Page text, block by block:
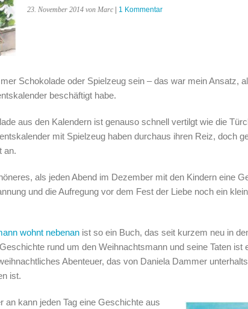
23. November 2014 von Marc| 1 Kommentar
Schokolade oder Spielzeug sein – das war mein Ansatz,
beschäftigt habe.
aus den Kalendern ist genauso schnell vertilgt wie die
mit Spielzeug haben durchaus ihren Reiz, doch
an.
als jeden Abend im Dezember mit den Kindern eine
und die Aufregung vor dem Fest der Liebe noch ein
wohnt nebenan ist so ein Buch, das seit kurzem neu in
rund um den Weihnachtsmann und seine Taten ist
Abenteuer, das von Daniela Dammer
ist.
an kann jeden Tag eine Geschichte aus